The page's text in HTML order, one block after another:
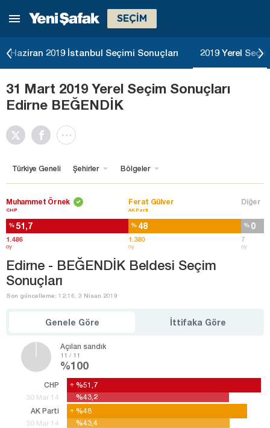
SEÇİM
Haziran 2019 İstanbul Seçimi Sonuçları 2019 Yerel
31 Mart 2019 Yerel Seçim Sonuçları
Edirne BEĞENDİK
Türkiye Geneli Şehirler Bölgeler
Muhammet Örnek
CHP
%51,7
1.486
oy
Ferat Gülver
AK Parti
% 48
1.380
oy
Diğer
% 0
7
oy
Edirne - BEĞENDİK Beldesi Seçim
Sonuçları
Son güncelleme: 12:16, 3 Nisan 2019
Genele Göre İttifaka Göre
Açılan sandık
11 / 11
%100
CHP
AK Parti
%51,7
%48
%51,7
%48
30 Mar 14
30 Mar 14
%43,2
%43,4
%43,2
%43,4